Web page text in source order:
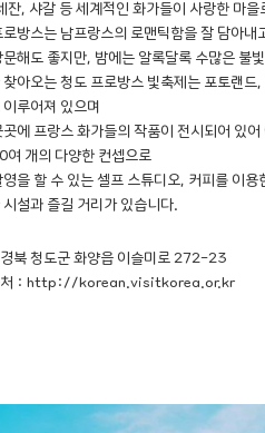
잔, 샤갈 등 세계적인 화가들이 사랑한 마
로방스는 남프랑스의 로맨틱함을 잘 담아내
문해도 좋지만, 밤에는 알록달록 수많은 불
찾아오는 청도 프로방스 빛축제는 포토랜
이루어져 있으며
곳에 프랑스 화가들의 작품이 전시되어 있
여 개의 다양한 컨셉으로
영을 할 수 있는 셀프 스튜디오, 커피를 이용
시설과 즐길 거리가 있습니다.
북 청도군 화양읍 이슬미로 272-23
처 : http://korean.visitkorea.or.kr